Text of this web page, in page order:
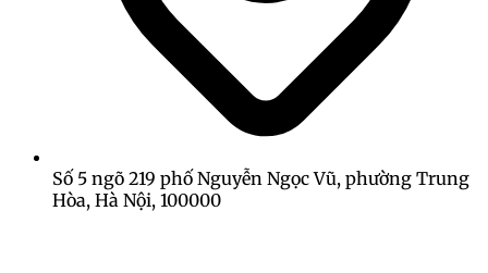
Số 5 ngõ 219 phố Nguyễn Ngọc Vũ, phường Trung
Hòa, Hà Nội, 100000